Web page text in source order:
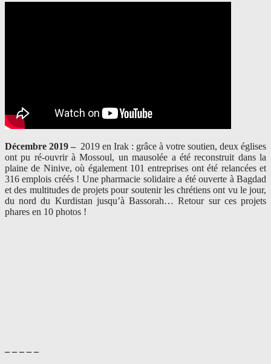
Décembre 2019 – 2019 en Irak : grâce à votre soutien, deux églises
ont pu ré-ouvrir à Mossoul, un mausolée a été reconstruit dans la
plaine de Ninive, où également 101 entreprises ont été relancées et
316 emplois créés ! Une pharmacie solidaire a été ouverte à Bagdad
et des multitudes de projets pour soutenir les chrétiens ont vu le jour,
du nord du Kurdistan jusqu’à Bassorah… Retour sur ces projets
phares en 10 photos !
– – – – –